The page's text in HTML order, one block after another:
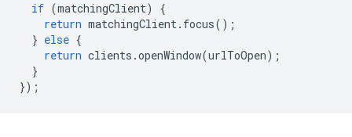
if (matchingClient)
{
return matchingClient. focus();
} else {
return clients .openWindow(urlToOpen);
}
});